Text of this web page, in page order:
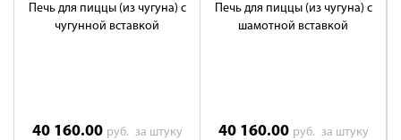
Печь для пиццы (из чугуна) с
чугунной вставкой
40 160.00 руб. за штуку
Печь для пиццы (из чугуна) с
шамотной вставкой
40 160.00 руб. за штуку